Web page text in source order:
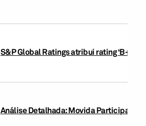
S&P Global Ratings atribui rating ‘B+’
Análise Detalhada: Movida